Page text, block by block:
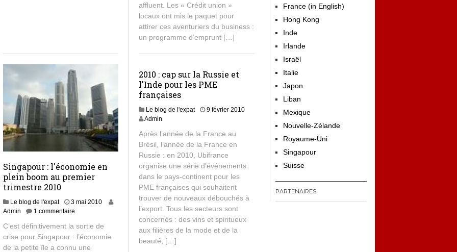
affluent. Les « Crédit union »
locaux ont mis le paquet pour
attirer ces aventuriers du business :
un programme d’emprunt […]
Singapour : l'économie en
plein boom au premier
trimestre 2010
Le blog de l'expat
3 mai 2010
Admin
1 commentaire
C’est définitivement la sortie de
crise pour Singapour : l’économie
de la petite île a connu une
2010 : cap sur la Russie et
l'Inde pour les PME
françaises
Le blog de l'expat
9 février 2010
Admin
Après l’année de la France au
Brésil, l’année de la France en
Russie : en 2010, Ubifrance
organise une série d’événements
dans le pays-continent pour les
PME françaises qui souhaitent
trouver de nouveaux débouchés à
l’export. Tous les secteurs sont
concernés : des vins et spiritueux
aux filières de la mode et de la
beauté, […]
France (in English)
Hong Kong
Inde
Irlande
Israël
Italie
Japon
Liban
Mexique
Nouvelle-Zélande
Royaume-Uni
Singapour
Suisse
PARTENAIRES